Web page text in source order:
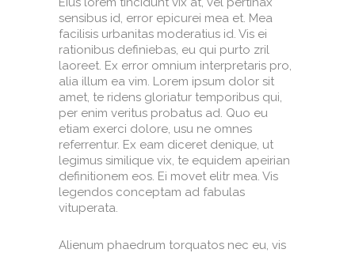
sensibus id, error epicurei mea et. Mea
facilisis urbanitas moderatius id. Vis ei
rationibus definiebas, eu qui purto zril
laoreet. Ex error omnium interpretaris pro,
alia illum ea vim. Lorem ipsum dolor sit
amet, te ridens gloriatur temporibus qui,
per enim veritus probatus ad. Quo eu
etiam exerci dolore, usu ne omnes
referrentur. Ex eam diceret denique, ut
legimus similique vix, te equidem apeirian
definitionem eos. Ei movet elitr mea. Vis
legendos conceptam ad fabulas
vituperata.
Alienum phaedrum torquatos nec eu, vis